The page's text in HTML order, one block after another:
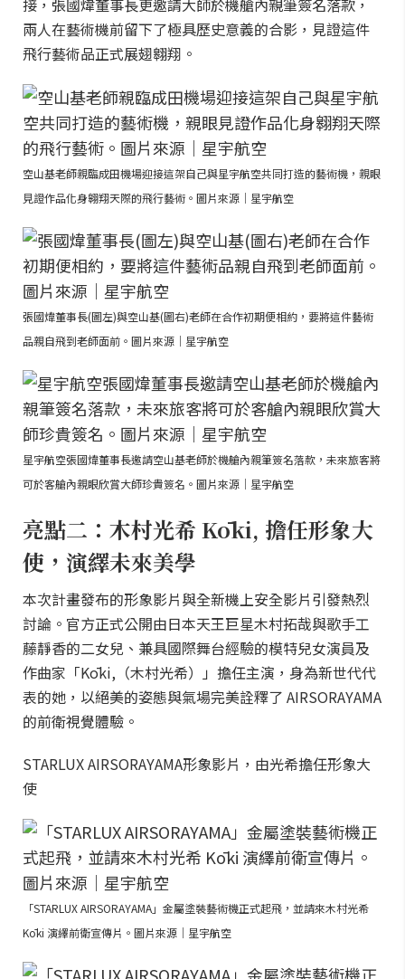
接，張國煒董事長更邀請大師於機艙內親筆簽名落款，
兩人在藝術機前留下了極具歷史意義的合影，見證這件
飛行藝術品正式展翅翱翔。
空山基老師親臨成田機場迎接這架自己與星宇航空共同打造的藝術機，親眼
見證作品化身翱翔天際的飛行藝術。圖片來源｜星宇航空
張國煒董事長(圖左)與空山基(圖右)老師在合作初期便相約，要將這件藝術
品親自飛到老師面前。圖片來源｜星宇航空
星宇航空張國煒董事長邀請空山基老師於機艙內親筆簽名落款，未來旅客將
可於客艙內親眼欣賞大師珍貴簽名。圖片來源｜星宇航空
亮點二：木村光希 Kōki, 擔任形象大
使，演繹未來美學
本次計畫發布的形象影片與全新機上安全影片引發熱烈
討論。官方正式公開由日本天王巨星木村拓哉與歌手工
藤靜香的二女兒、兼具國際舞台經驗的模特兒女演員及
作曲家「Kōki,（木村光希）」擔任主演，身為新世代代
表的她，以絕美的姿態與氣場完美詮釋了 AIRSORAYAMA
的前衛視覺體驗。
STARLUX AIRSORAYAMA形象影片，由光希擔任形象大
使
「STARLUX AIRSORAYAMA」金屬塗裝藝術機正式起飛，並請來木村光希
Kōki 演繹前衛宣傳片。圖片來源｜星宇航空